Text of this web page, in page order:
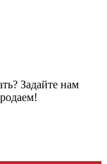
Задайте нам